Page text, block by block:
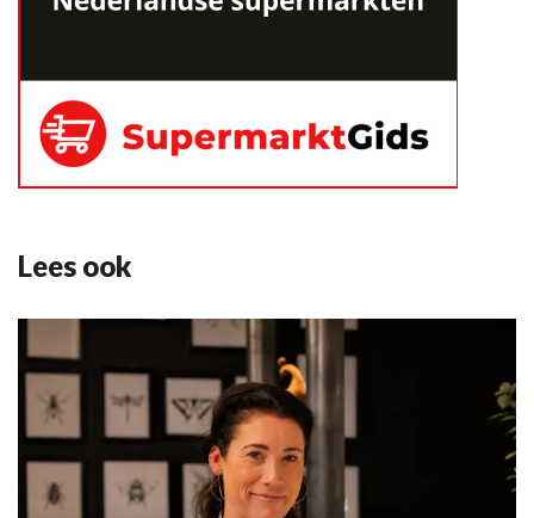
Lees ook